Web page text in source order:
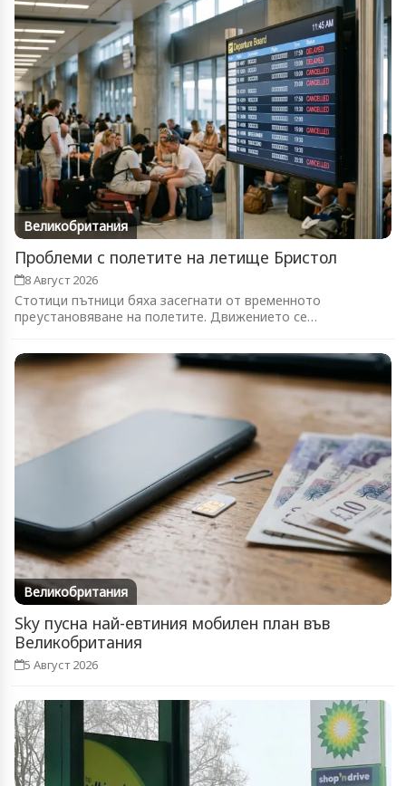
Великобритания
Проблеми с полетите на летище Бристол
8 Август 2026
Стотици пътници бяха засегнати от временното
преустановяване на полетите. Движението се
Великобритания
Sky пусна най-евтиния мобилен план във
Великобритания
5 Август 2026